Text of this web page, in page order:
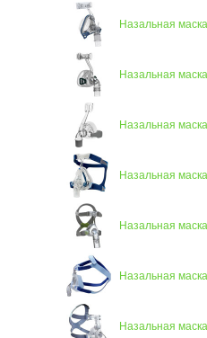
Назальная
Назальная
Назальная
Назальная
Назальная
Назальная
Назальная